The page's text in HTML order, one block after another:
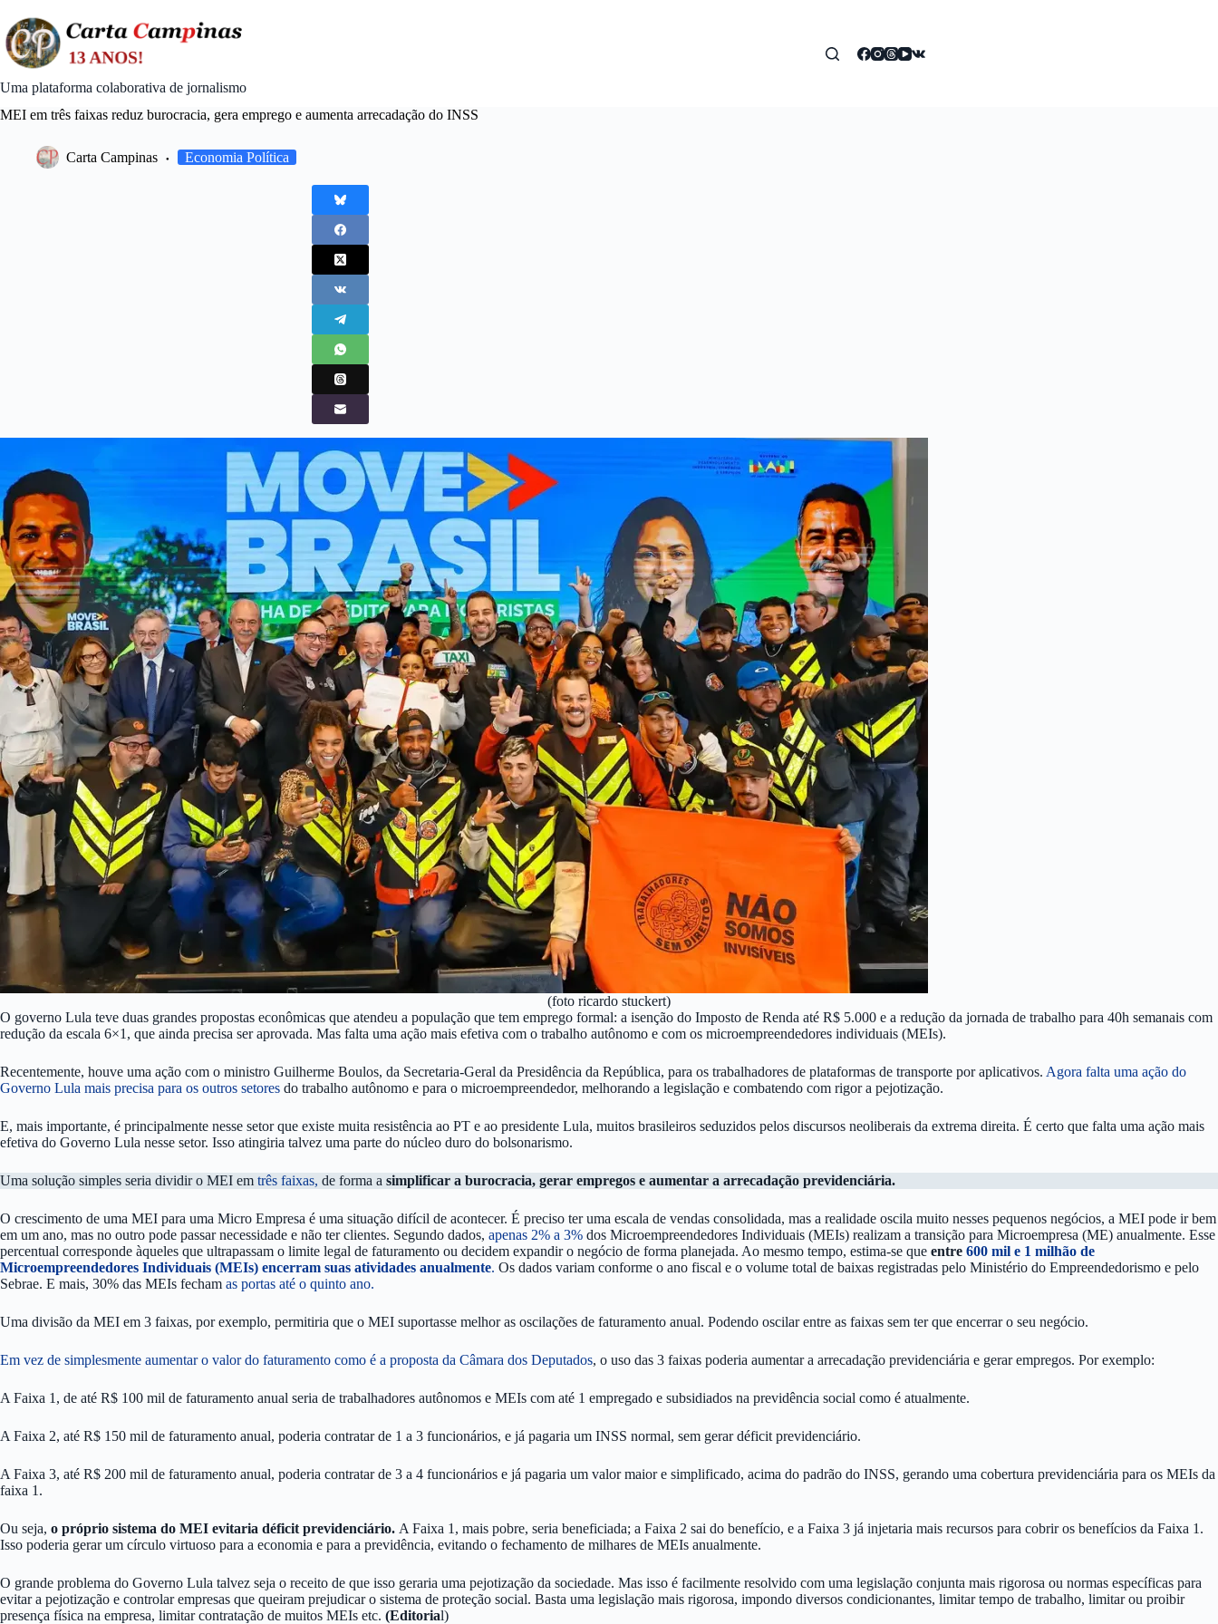
content
Uma plataforma colaborativa de jornalismo
MEI em três faixas reduz burocracia, gera emprego e aumenta arrecadação do INSS
Carta Campinas Economia Política
(foto ricardo stuckert)
O governo Lula teve duas grandes propostas econômicas que atendeu a população que tem emprego formal: a isenção do Imposto de Renda até R$ 5.000 e a redução da jornada de trabalho para 40h semanais com
redução da escala 6×1, que ainda precisa ser aprovada. Mas falta uma ação mais efetiva com o trabalho autônomo e com os microempreendedores individuais (MEIs).
Recentemente, houve uma ação com o ministro Guilherme Boulos, da Secretaria-Geral da Presidência da República, para os trabalhadores de plataformas de transporte por aplicativos. Agora falta uma ação do
Governo Lula mais precisa para os outros setores do trabalho autônomo e para o microempreendedor, melhorando a legislação e combatendo com rigor a pejotização.
E, mais importante, é principalmente nesse setor que existe muita resistência ao PT e ao presidente Lula, muitos brasileiros seduzidos pelos discursos neoliberais da extrema direita. É certo que falta uma ação mais
efetiva do Governo Lula nesse setor. Isso atingiria talvez uma parte do núcleo duro do bolsonarismo.
Uma solução simples seria dividir o MEI em três faixas, de forma a simplificar a burocracia, gerar empregos e aumentar a arrecadação previdenciária.
O crescimento de uma MEI para uma Micro Empresa é uma situação difícil de acontecer. É preciso ter uma escala de vendas consolidada, mas a realidade oscila muito nesses pequenos negócios, a MEI pode ir bem
em um ano, mas no outro pode passar necessidade e não ter clientes. Segundo dados, apenas 2% a 3% dos Microempreendedores Individuais (MEIs) realizam a transição para Microempresa (ME) anualmente. Esse
percentual corresponde àqueles que ultrapassam o limite legal de faturamento ou decidem expandir o negócio de forma planejada. Ao mesmo tempo, estima-se que entre 600 mil e 1 milhão de
Microempreendedores Individuais (MEIs) encerram suas atividades anualmente. Os dados variam conforme o ano fiscal e o volume total de baixas registradas pelo Ministério do Empreendedorismo e pelo
Sebrae. E mais, 30% das MEIs fecham as portas até o quinto ano.
Uma divisão da MEI em 3 faixas, por exemplo, permitiria que o MEI suportasse melhor as oscilações de faturamento anual. Podendo oscilar entre as faixas sem ter que encerrar o seu negócio.
Em vez de simplesmente aumentar o valor do faturamento como é a proposta da Câmara dos Deputados, o uso das 3 faixas poderia aumentar a arrecadação previdenciária e gerar empregos. Por exemplo:
A Faixa 1, de até R$ 100 mil de faturamento anual seria de trabalhadores autônomos e MEIs com até 1 empregado e subsidiados na previdência social como é atualmente.
A Faixa 2, até R$ 150 mil de faturamento anual, poderia contratar de 1 a 3 funcionários, e já pagaria um INSS normal, sem gerar déficit previdenciário.
A Faixa 3, até R$ 200 mil de faturamento anual, poderia contratar de 3 a 4 funcionários e já pagaria um valor maior e simplificado, acima do padrão do INSS, gerando uma cobertura previdenciária para os MEIs da
faixa 1.
Ou seja, o próprio sistema do MEI evitaria déficit previdenciário. A Faixa 1, mais pobre, seria beneficiada; a Faixa 2 sai do benefício, e a Faixa 3 já injetaria mais recursos para cobrir os benefícios da Faixa 1.
Isso poderia gerar um círculo virtuoso para a economia e para a previdência, evitando o fechamento de milhares de MEIs anualmente.
O grande problema do Governo Lula talvez seja o receito de que isso geraria uma pejotização da sociedade. Mas isso é facilmente resolvido com uma legislação conjunta mais rigorosa ou normas específicas para
evitar a pejotização e controlar empresas que queiram prejudicar o sistema de proteção social. Basta uma legislação mais rigorosa, impondo diversos condicionantes, limitar tempo de trabalho, limitar ou proibir
presença física na empresa, limitar contratação de muitos MEIs etc. (Editorial)